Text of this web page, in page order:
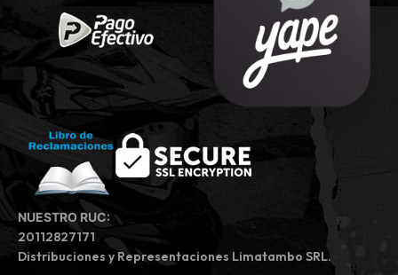
NUESTRO RUC:
20112827171
Distribuciones y Representaciones Limatambo SRL.